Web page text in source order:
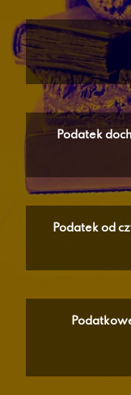
Podatek
Podatek od